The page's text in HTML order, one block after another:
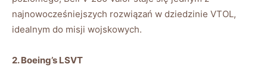
najnowocześniejszych rozwiązań w dziedzinie ⁣VTOL,
idealnym do misji wojskowych.
2. Boeing’s LSVT